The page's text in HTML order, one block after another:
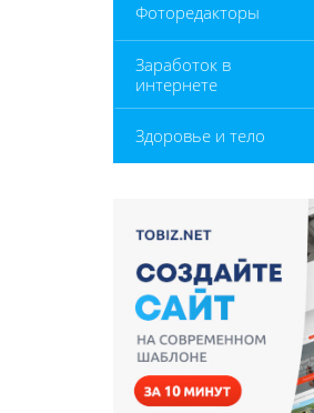
Фоторедакторы
Заработок в
интернете
Здоровье и тело